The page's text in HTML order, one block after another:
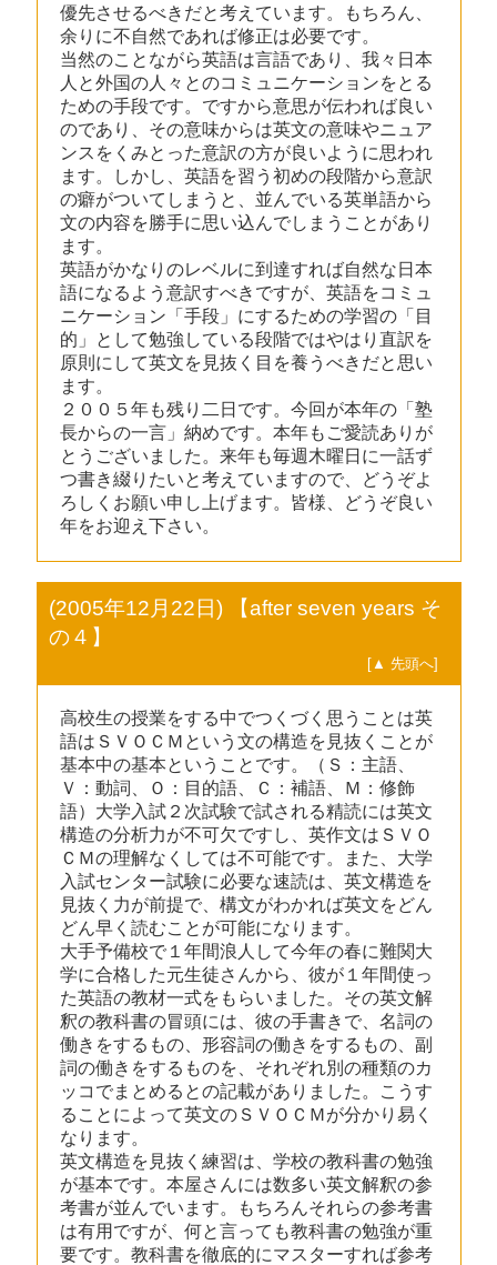
優先させるべきだと考えています。もちろん、
余りに不自然であれば修正は必要です。
当然のことながら英語は言語であり、我々日本
人と外国の人々とのコミュニケーションをとる
ための手段です。ですから意思が伝われば良い
のであり、その意味からは英文の意味やニュア
ンスをくみとった意訳の方が良いように思われ
ます。しかし、英語を習う初めの段階から意訳
の癖がついてしまうと、並んでいる英単語から
文の内容を勝手に思い込んでしまうことがあり
ます。
英語がかなりのレベルに到達すれば自然な日本
語になるよう意訳すべきですが、英語をコミュ
ニケーション「手段」にするための学習の「目
的」として勉強している段階ではやはり直訳を
原則にして英文を見抜く目を養うべきだと思い
ます。
２００５年も残り二日です。今回が本年の「塾
長からの一言」納めです。本年もご愛読ありが
とうございました。来年も毎週木曜日に一話ず
つ書き綴りたいと考えていますので、どうぞよ
ろしくお願い申し上げます。皆様、どうぞ良い
年をお迎え下さい。
(2005年12月22日) 【after seven years そ
の４】
[▲ 先頭へ]
高校生の授業をする中でつくづく思うことは英
語はＳＶＯＣＭという文の構造を見抜くことが
基本中の基本ということです。（Ｓ：主語、
Ｖ：動詞、Ｏ：目的語、Ｃ：補語、Ｍ：修飾
語）大学入試２次試験で試される精読には英文
構造の分析力が不可欠ですし、英作文はＳＶＯ
ＣＭの理解なくしては不可能です。また、大学
入試センター試験に必要な速読は、英文構造を
見抜く力が前提で、構文がわかれば英文をどん
どん早く読むことが可能になります。
大手予備校で１年間浪人して今年の春に難関大
学に合格した元生徒さんから、彼が１年間使っ
た英語の教材一式をもらいました。その英文解
釈の教科書の冒頭には、彼の手書きで、名詞の
働きをするもの、形容詞の働きをするもの、副
詞の働きをするものを、それぞれ別の種類のカ
ッコでまとめるとの記載がありました。こうす
ることによって英文のＳＶＯＣＭが分かり易く
なります。
英文構造を見抜く練習は、学校の教科書の勉強
が基本です。本屋さんには数多い英文解釈の参
考書が並んでいます。もちろんそれらの参考書
は有用ですが、何と言っても教科書の勉強が重
要です。教科書を徹底的にマスターすれば参考